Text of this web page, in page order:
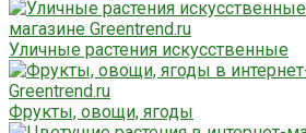
Уличные растения искусственные
Фрукты, овощи, ягоды